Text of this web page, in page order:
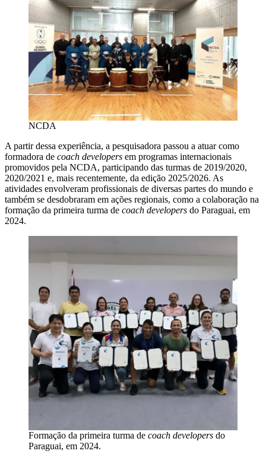
NCDA
A partir dessa experiência, a pesquisadora passou a atuar como
formadora de coach developers em programas internacionais
promovidos pela NCDA, participando das turmas de 2019/2020,
2020/2021 e, mais recentemente, da edição 2025/2026. As
atividades envolveram profissionais de diversas partes do mundo e
também se desdobraram em ações regionais, como a colaboração na
formação da primeira turma de coach developers do Paraguai, em
2024.
Formação da primeira turma de coach developers do
Paraguai, em 2024.